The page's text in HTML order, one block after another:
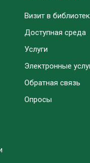
Визит в
Доступная среда
Услуги
Электронные
Обратная связь
Опросы